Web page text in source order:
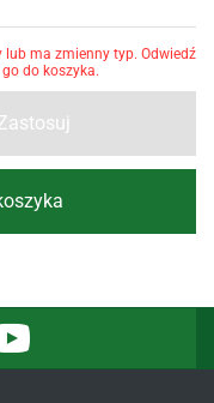
ma zmienny typ. Odwiedź
do koszyka.